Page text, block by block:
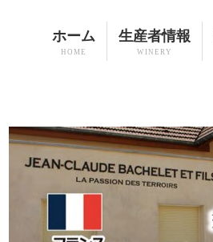
ホーム
HOME
生産者情報
WINERY